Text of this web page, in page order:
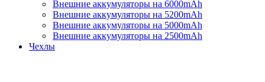
Внешние аккумуляторы на 6000mAh
Внешние аккумуляторы на 5200mAh
Внешние аккумуляторы на 5000mAh
Внешние аккумуляторы на 2500mAh
Чехлы